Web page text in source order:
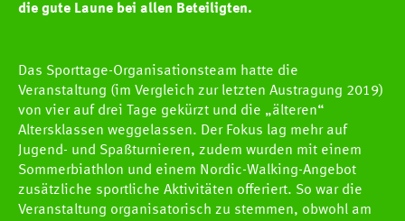
die gute Laune bei allen Beteiligten.
Das Sporttage-Organisationsteam hatte die
Veranstaltung (im Vergleich zur letzten Austragung 2019)
von vier auf drei Tage gekürzt und die „älteren“
Altersklassen weggelassen. Der Fokus lag mehr auf
Jugend- und Spaßturnieren, zudem wurden mit einem
Sommerbiathlon und einem Nordic-Walking-Angebot
zusätzliche sportliche Aktivitäten offeriert. So war die
Veranstaltung organisatorisch zu stemmen, obwohl am